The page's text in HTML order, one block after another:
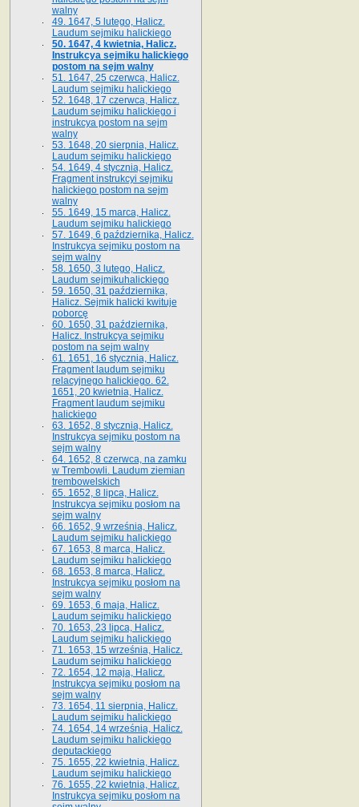
walny
49. 1647, 5 lutego, Halicz.
Laudum sejmiku halickiego
50. 1647, 4 kwietnia, Halicz.
Instrukcya sejmiku halickiego
postom na sejm walny
51. 1647, 25 czerwca, Halicz.
Laudum sejmiku halickiego
52. 1648, 17 czerwca, Halicz.
Laudum sejmiku halickiego i
instrukcya postom na sejm
walny
53. 1648, 20 sierpnia, Halicz.
Laudum sejmiku halickiego
54. 1649, 4 stycznia, Halicz.
Fragment instrukcyi sejmiku
halickiego postom na sejm
walny
55. 1649, 15 marca, Halicz.
Laudum sejmiku halickiego
57. 1649, 6 października, Halicz.
Instrukcya sejmiku postom na
sejm walny
58. 1650, 3 lutego, Halicz.
Laudum sejmikuhalickiego
59. 1650, 31 października,
Halicz. Sejmik halicki kwituje
poborcę
60. 1650, 31 października,
Halicz. Instrukcya sejmiku
postom na sejm walny
61. 1651, 16 stycznia, Halicz.
Fragment laudum sejmiku
relacyjnego halickiego. 62.
1651, 20 kwietnia, Halicz.
Fragment laudum sejmiku
halickiego
63. 1652, 8 stycznia, Halicz.
Instrukcya sejmiku postom na
sejm walny
64. 1652, 8 czerwca, na zamku
w Trembowli. Laudum ziemian
trembowelskich
65. 1652, 8 lipca, Halicz.
Instrukcya sejmiku posłom na
sejm walny
66. 1652, 9 września, Halicz.
Laudum sejmiku halickiego
67. 1653, 8 marca, Halicz.
Laudum sejmiku halickiego
68. 1653, 8 marca, Halicz.
Instrukcya sejmiku posłom na
sejm walny
69. 1653, 6 maja, Halicz.
Laudum sejmiku halickiego
70. 1653, 23 lipca, Halicz.
Laudum sejmiku halickiego
71. 1653, 15 września, Halicz.
Laudum sejmiku halickiego
72. 1654, 12 maja, Halicz.
Instrukcya sejmiku posłom na
sejm walny
73. 1654, 11 sierpnia, Halicz.
Laudum sejmiku halickiego
74. 1654, 14 września, Halicz.
Laudum sejmiku halickiego
deputackiego
75. 1655, 22 kwietnia, Halicz.
Laudum sejmiku halickiego
76. 1655, 22 kwietnia, Halicz.
Instrukcya sejmiku posłom na